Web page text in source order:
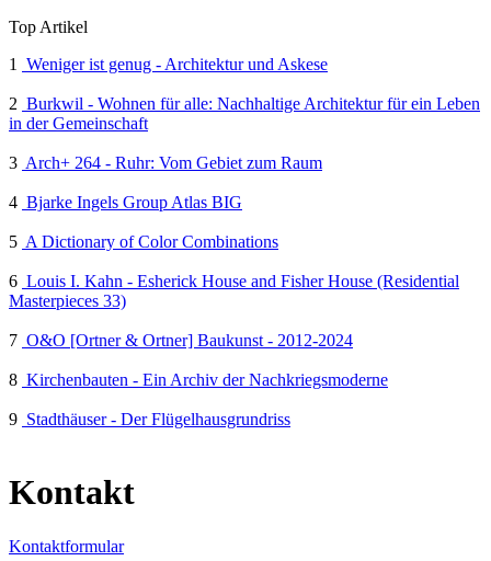
Top Artikel
1
Weniger ist genug - Architektur und Askese
2 Burkwil - Wohnen für alle: Nachhaltige Architektur für ein Leben
in der Gemeinschaft
3 Arch+ 264 - Ruhr: Vom Gebiet zum Raum
4 Bjarke Ingels Group Atlas BIG
5 A Dictionary of Color Combinations
6 Louis I. Kahn - Esherick House and Fisher House (Residential
Masterpieces 33)
7 O&O [Ortner & Ortner] Baukunst - 2012-2024
8 Kirchenbauten - Ein Archiv der Nachkriegsmoderne
9 Stadthäuser - Der Flügelhausgrundriss
Kontakt
Kontaktformular